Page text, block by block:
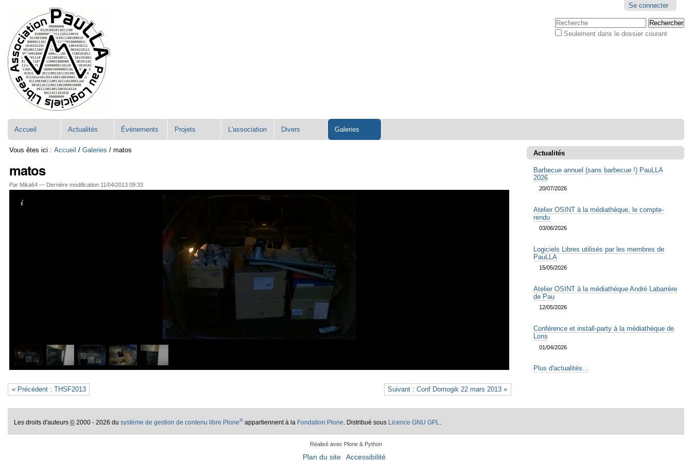
contenu.
Aller
à
la
navigation
personnels
Se connecter
Chercher par
Seulement dans le dossier courant
Accueil Actualités Événements Projets L'association Divers Galeries
Vous êtes ici : Accueil /Galeries /matos
matos
Par Mika64 — Dernière modification 11/04/2013 09:33
« Précédent : THSF2013 Suivant : Conf Domogik 22 mars 2013 »
Actualités
Barbecue annuel (sans barbecue !) PauLLA
2026
20/07/2026
Atelier OSINT à la médiathèque, le compte-
rendu
03/06/2026
Logiciels Libres utilisés par les membres de
PauLLA
15/05/2026
Atelier OSINT à la médiathèque André Labarrère
de Pau
12/05/2026
Conférence et install-party à la médiathèque de
Lons
01/04/2026
Plus d'actualités…
Les droits d'auteurs© 2000 - 2026 dusystème de gestion de contenu libre Plone®appartiennent à la Fondation Plone. Distribué sous Licence GNU GPL.
Réalisé avec Plone & Python
Plan du site Accessibilité